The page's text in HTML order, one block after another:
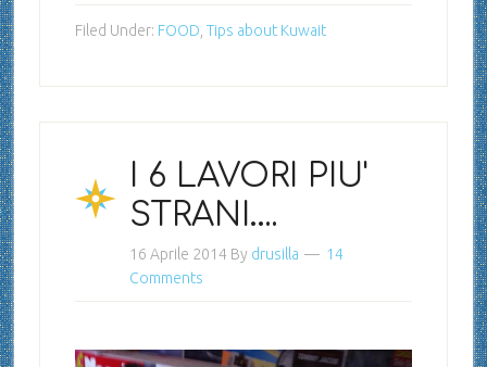
Filed Under: FOOD Tips about Kuwait
I 6 LAVORI PIU'
STRANI….
16 Aprile 2014 By drusilla
14
Comments